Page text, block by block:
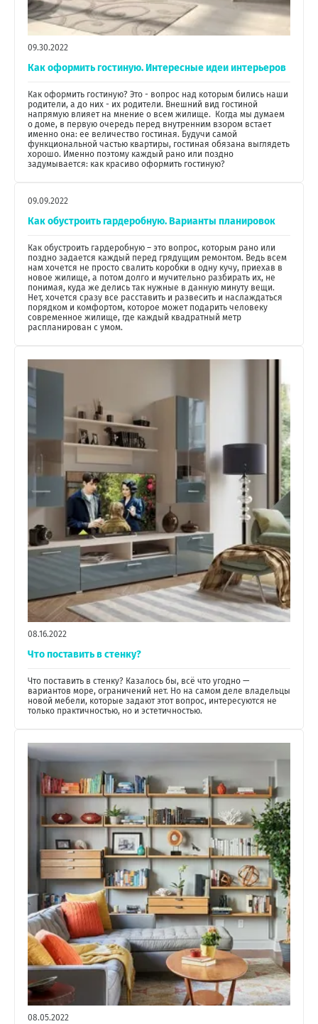
09.30.2022
Как оформить гостиную. Интересные идеи интерьеров
Как оформить гостиную? Это - вопрос над которым бились наши
родители, а до них - их родители. Внешний вид гостиной
напрямую влияет на мнение о всем жилище. Когда мы думаем
о доме, в первую очередь перед внутренним взором встает
именно она: ее величество гостиная. Будучи самой
функциональной частью квартиры, гостиная обязана выглядеть
хорошо. Именно поэтому каждый рано или поздно
задумывается: как красиво оформить гостиную?
09.09.2022
Как обустроить гардеробную. Варианты планировок
Как обустроить гардеробную – это вопрос, которым рано или
поздно задается каждый перед грядущим ремонтом. Ведь всем
нам хочется не просто свалить коробки в одну кучу, приехав в
новое жилище, а потом долго и мучительно разбирать их, не
понимая, куда же делись так нужные в данную минуту вещи.
Нет, хочется сразу все расставить и развесить и наслаждаться
порядком и комфортом, которое может подарить человеку
современное жилище, где каждый квадратный метр
распланирован с умом.
08.16.2022
Что поставить в стенку?
Что поставить в стенку? Казалось бы, всё что угодно —
вариантов море, ограничений нет. Но на самом деле владельцы
новой мебели, которые задают этот вопрос, интересуются не
только практичностью, но и эстетичностью.
08.05.2022